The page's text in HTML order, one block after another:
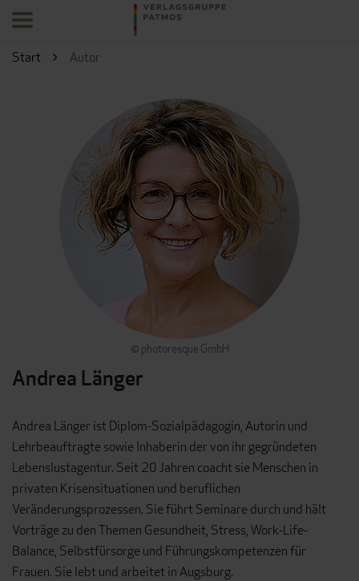
Start Autor
© photoresque GmbH
Andrea Länger
Andrea Länger ist Diplom-Sozialpädagogin, Autorin und
Lehrbeauftragte sowie Inhaberin der von ihr gegründeten
Lebenslustagentur. Seit 20 Jahren coacht sie Menschen in
privaten Krisensituationen und beruflichen
Veränderungsprozessen. Sie führt Seminare durch und hält
Vorträge zu den Themen Gesundheit, Stress, Work-Life-
Balance, Selbstfürsorge und Führungskompetenzen für
Frauen. Sie lebt und arbeitet in Augsburg.